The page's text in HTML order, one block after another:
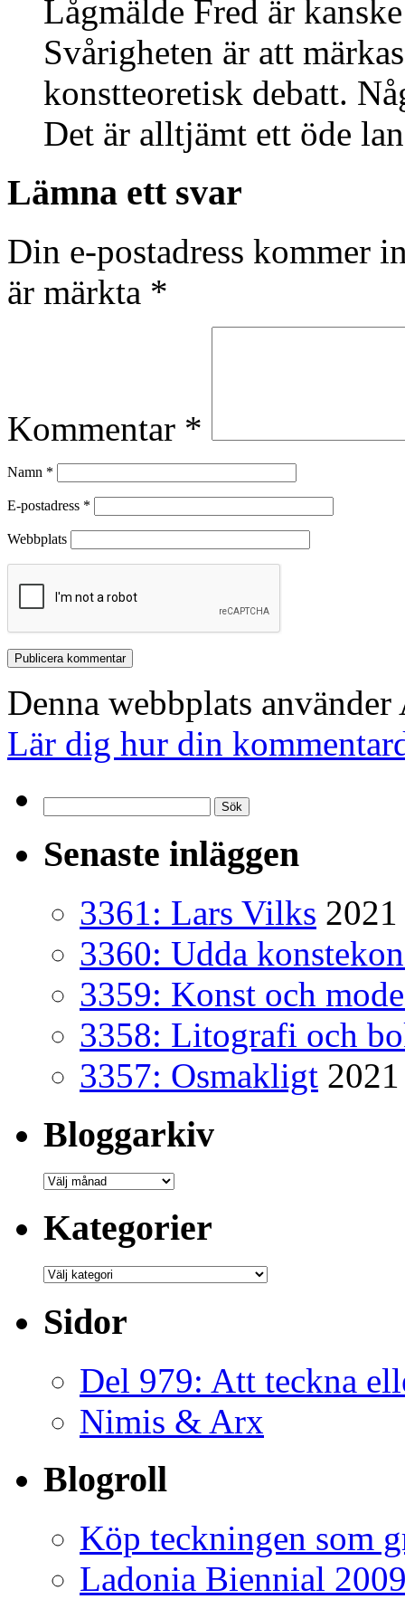
Lågmälde Fred är
Svårigheten är att
konstteoretisk debatt.
Det är alltjämt ett öde
Lämna ett svar
Din e-postadress kommer
är märkta *
Kommentar *
Namn *
E-postadress *
Webbplats
Denna webbplats
Lär dig hur din
efter:
Senaste inläggen
3361: Lars Vilks
3360: Udda
3359: Konst och
3358: Litografi och
3357: Osmakligt
Bloggarkiv
Bloggarkiv
Kategorier
Kategorier
Sidor
Del 979: Att teckna
Nimis & Arx
Blogroll
Köp teckningen som
Ladonia Biennial